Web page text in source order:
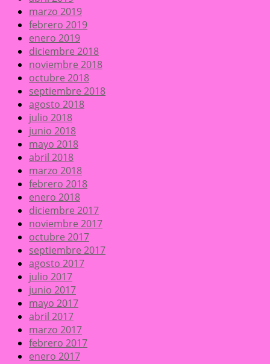
marzo 2019
febrero 2019
enero 2019
diciembre 2018
noviembre 2018
octubre 2018
septiembre 2018
agosto 2018
julio 2018
junio 2018
mayo 2018
abril 2018
marzo 2018
febrero 2018
enero 2018
diciembre 2017
noviembre 2017
octubre 2017
septiembre 2017
agosto 2017
julio 2017
junio 2017
mayo 2017
abril 2017
marzo 2017
febrero 2017
enero 2017